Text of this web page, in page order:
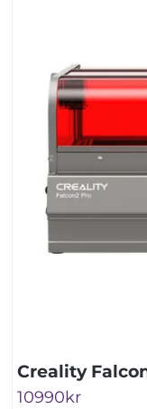
Creality
10990kr